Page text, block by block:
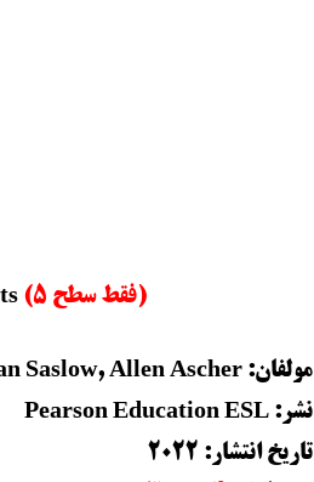
(فقط سطح 5)
مولفان: Saslow, Allen Ascher
نشر: Pearson Education ESL
تاریخ انتشار: 2022